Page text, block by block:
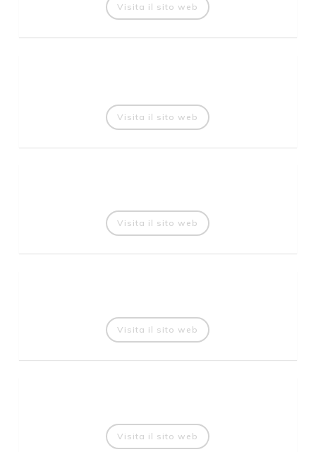
Visita il sito web
Visita il sito web
Visita il sito web
Visita il sito web
Visita il sito web